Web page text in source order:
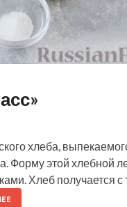
хлеба,
Форму этой хлебной
Хлеб получается с